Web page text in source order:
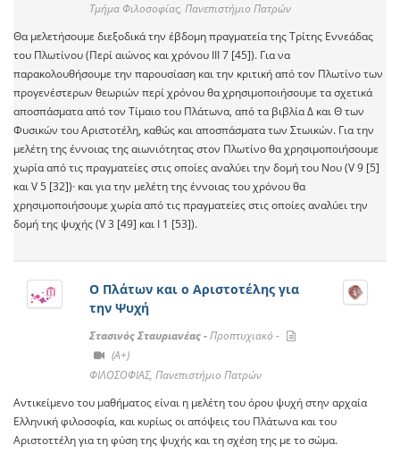
Τμήμα Φιλοσοφίας, Πανεπιστήμιο Πατρών
Θα μελετήσουμε διεξοδικά την έβδομη πραγματεία της Τρίτης Εννεάδας
του Πλωτίνου (Περί αιώνος και χρόνου ΙΙΙ 7 [45]). Για να
παρακολουθήσουμε την παρουσίαση και την κριτική από τον Πλωτίνο των
προγενέστερων θεωριών περί χρόνου θα χρησιμοποιήσουμε τα σχετικά
αποσπάσματα από τον Τίμαιο του Πλάτωνα, από τα βιβλία Δ και Θ των
Φυσικών του Αριστοτέλη, καθώς και αποσπάσματα των Στωικών. Για την
μελέτη της έννοιας της αιωνιότητας στον Πλωτίνο θα χρησιμοποιήσουμε
χωρία από τις πραγματείες στις οποίες αναλύει την δομή του Νου (V 9 [5]
και V 5 [32])· και για την μελέτη της έννοιας του χρόνου θα
χρησιμοποιήσουμε χωρία από τις πραγματείες στις οποίες αναλύει την
δομή της ψυχής (V 3 [49] και Ι 1 [53]).
O Πλάτων και ο Αριστοτέλης για
την Ψυχή
Στασινός Σταυριανέας -Προπτυχιακό -
(A+)
ΦΙΛΟΣΟΦΙΑΣ, Πανεπιστήμιο Πατρών
Αντικείμενο του μαθήματος είναι η μελέτη του όρου ψυχή στην αρχαία
Ελληνική φιλοσοφία, και κυρίως οι απόψεις του Πλάτωνα και του
Αριστοττέλη για τη φύση της ψυχής και τη σχέση της με το σώμα.